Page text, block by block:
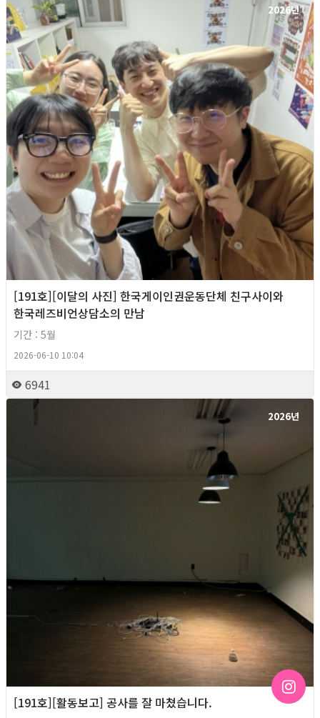
2026년
[191호][이달의 사진] 한국게이인권운동단체 친구사이와
한국레즈비언상담소의 만남
기간 : 5월
2026-06-10 10:04
6941
2026년
[191호][활동보고] 공사를 잘 마쳤습니다.